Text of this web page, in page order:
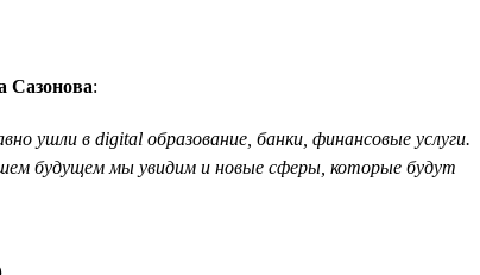
Сазонова:
ушли в digital образование, банки, финансовые услуги.
будущем мы увидим и новые сферы, которые будут